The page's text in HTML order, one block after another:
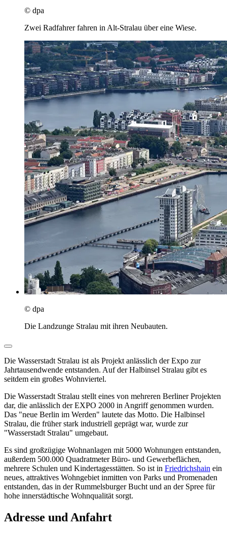
© dpa
Zwei Radfahrer fahren in Alt-Stralau über eine Wiese.
© dpa
Die Landzunge Stralau mit ihren Neubauten.
Die Wasserstadt Stralau ist als Projekt anlässlich der Expo zur
Jahrtausendwende entstanden. Auf der Halbinsel Stralau gibt es
seitdem ein großes Wohnviertel.
Die Wasserstadt Stralau stellt eines von mehreren Berliner Projekten
dar, die anlässlich der EXPO 2000 in Angriff genommen wurden.
Das "neue Berlin im Werden" lautete das Motto. Die Halbinsel
Stralau, die früher stark industriell geprägt war, wurde zur
"Wasserstadt Stralau" umgebaut.
Es sind großzügige Wohnanlagen mit 5000 Wohnungen entstanden,
außerdem 500.000 Quadratmeter Büro- und Gewerbeflächen,
mehrere Schulen und Kindertagesstätten. So ist in Friedrichshain ein
neues, attraktives Wohngebiet inmitten von Parks und Promenaden
entstanden, das in der Rummelsburger Bucht und an der Spree für
hohe innerstädtische Wohnqualität sorgt.
Adresse und Anfahrt